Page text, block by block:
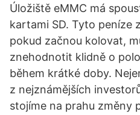
Úložiště eMMC má
kartami SD. Tyto peníze
pokud začnou kolovat,
znehodnotit klidně o
během krátké doby.
z nejznámějších
stojíme na prahu změny